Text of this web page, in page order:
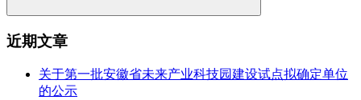
近期文章
关于第一批安徽省未来产业科技园建设试点拟确定单位
的公示